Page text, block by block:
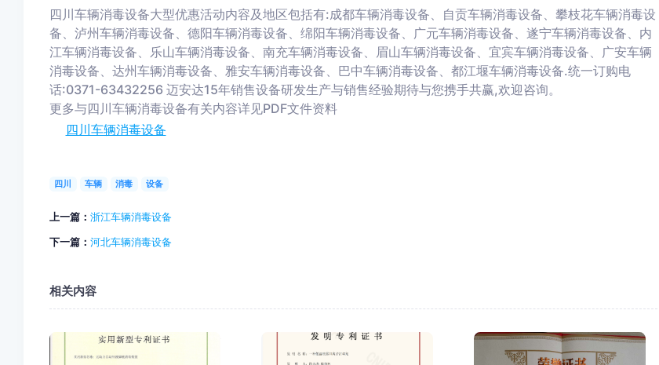
四川车辆消毒设备大型优惠活动内容及地区包括有:成都车辆消毒设备、自贡车辆消毒设备、攀枝花车辆消毒设
备、泸州车辆消毒设备、德阳车辆消毒设备、绵阳车辆消毒设备、广元车辆消毒设备、遂宁车辆消毒设备、内
江车辆消毒设备、乐山车辆消毒设备、南充车辆消毒设备、眉山车辆消毒设备、宜宾车辆消毒设备、广安车辆
消毒设备、达州车辆消毒设备、雅安车辆消毒设备、巴中车辆消毒设备、都江堰车辆消毒设备.统一订购电
话:0371-63432256 迈安达15年销售设备研发生产与销售经验期待与您携手共赢,欢迎咨询。
更多与四川车辆消毒设备有关内容详见PDF文件资料
四川车辆消毒设备
四川 车辆 消毒 设备
上一篇： 浙江车辆消毒设备
下一篇： 河北车辆消毒设备
相关内容